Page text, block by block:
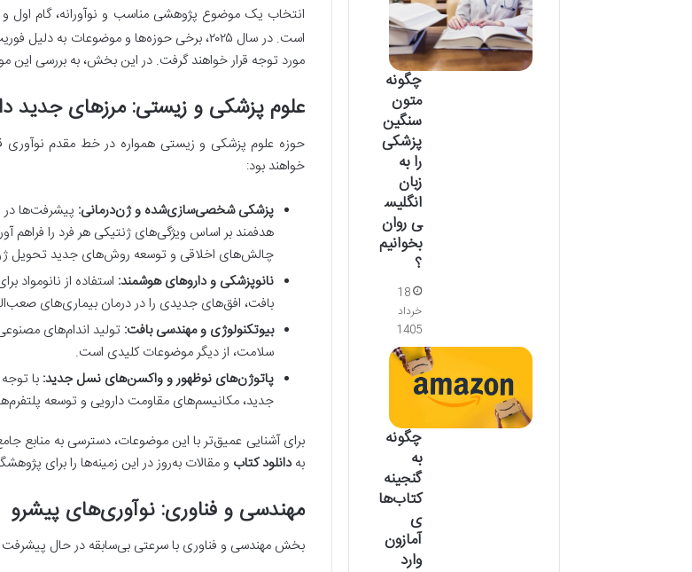
انتخاب یک موضوع پژوهشی مناسب و نوآورانه، گام اول
است. در سال ۲۰۲۵، برخی حوزه‌ها و موضوعات
مورد توجه قرار خواهند گرفت. در این بخش، به بررسی این
علوم پزشکی و زیستی: مرزهای جدید
خواهند بود:
پزشکی شخصی‌سازی‌شده و ژن‌درمانی:
هدفمند بر اساس ویژگی‌های ژنتیکی هر فرد را فراهم
چالش‌های اخلاقی و توسعه روش‌های جدید تحویل
نانوپزشکی و داروهای هوشمند: استفاده از
بافت، افق‌های جدیدی را در درمان بیماری‌های
بیوتکنولوژی و مهندسی بافت: تولید اندام‌های
سلامت، از دیگر موضوعات کلیدی است.
پاتوژن‌های نوظهور و واکسن‌های نسل جدید: با
جدید، مکانیسم‌های مقاومت دارویی و توسعه
برای آشنایی عمیق‌تر با این موضوعات، دسترسی به منابع
بهدانلود کتاب و مقالات به‌روز در این زمینه‌ها را برای
مهندسی و فناوری: نوآوری‌های پیشرو
بخش مهندسی و فناوری با سرعتی بی‌سابقه در حال پیشرفت است و
چگونه
متون
سنگین
پزشکی
را به
زبان
انگلیس
ی روان
بخوانیم
؟
18
خرداد
1405
چگونه
به
گنجینه
کتاب‌ها
ی
آمازون
وارد